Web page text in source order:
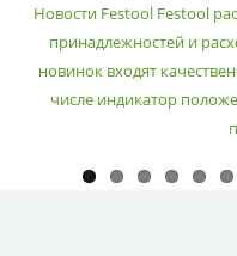
Новости Festool Festool
принадлежностей и
новинок входят
числе индикатор